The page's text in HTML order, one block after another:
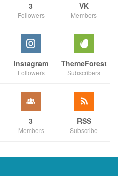
3
Followers
VK
Members
Instagram
Followers
ThemeForest
Subscribers
3
Members
RSS
Subscribe